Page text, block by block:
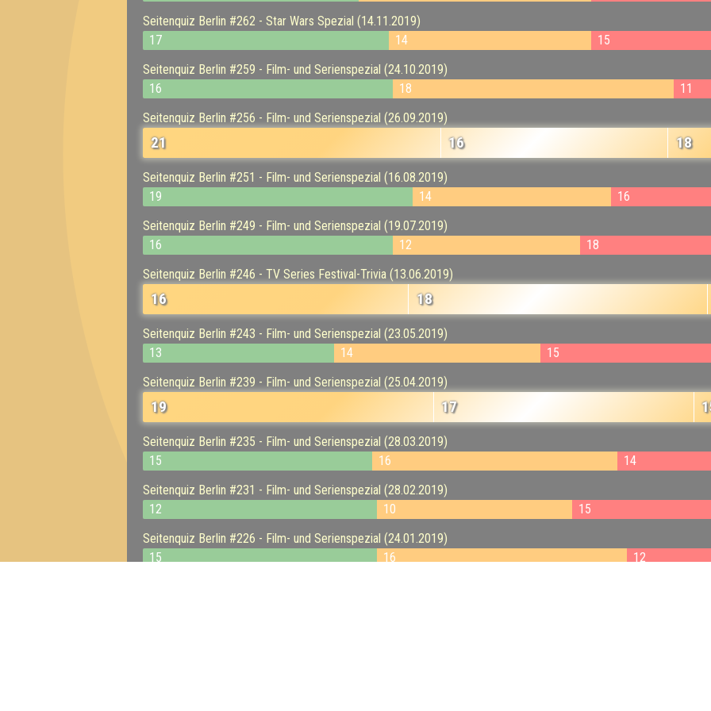
Seitenquiz Berlin #262 - Star Wars Spezial (14.11.2019)
17
14
15
Seitenquiz Berlin #259 - Film- und Serienspezial (24.10.2019)
16
18
11
Seitenquiz Berlin #256 - Film- und Serienspezial (26.09.2019)
21 16 18
Seitenquiz Berlin #251 - Film- und Serienspezial (16.08.2019)
19
14
16
Seitenquiz Berlin #249 - Film- und Serienspezial (19.07.2019)
16
12
18
Seitenquiz Berlin #246 - TV Series Festival-Trivia (13.06.2019)
16 18
Seitenquiz Berlin #243 - Film- und Serienspezial (23.05.2019)
13
14
15
Seitenquiz Berlin #239 - Film- und Serienspezial (25.04.2019)
19 17
Seitenquiz Berlin #235 - Film- und Serienspezial (28.03.2019)
15
16
14
Seitenquiz Berlin #231 - Film- und Serienspezial (28.02.2019)
12
10
15
Seitenquiz Berlin #226 - Film- und Serienspezial (24.01.2019)
15
16
12